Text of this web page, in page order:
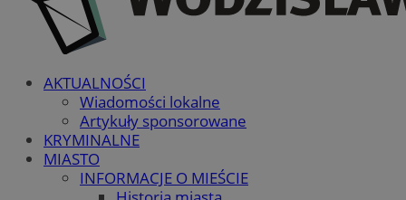
AKTUALNOŚCI
Wiadomości lokalne
Artykuły sponsorowane
KRYMINALNE
MIASTO
INFORMACJE O MIEŚCIE